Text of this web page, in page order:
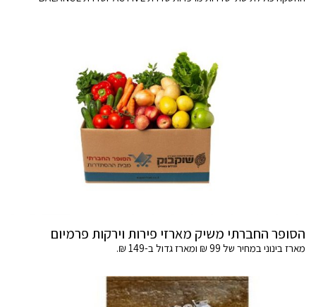
הסופר החברתי משיק מארזי פירות וירקות פרמיום
מארז בינוני במחיר של 99 ₪ ומארז גדול ב-149 ₪.